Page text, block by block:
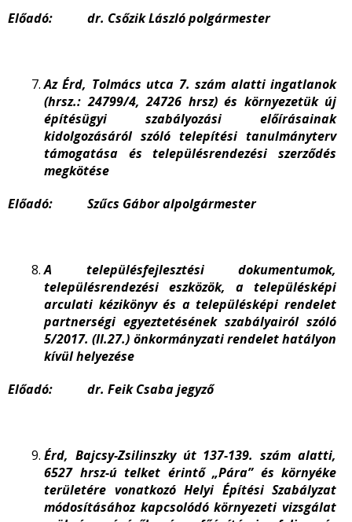
Előadó: dr. Csőzik László polgármester
Az Érd, Tolmács utca 7. szám alatti ingatlanok
(hrsz.: 24799/4, 24726 hrsz) és környezetük új
építésügyi szabályozási előírásainak
kidolgozásáról szóló telepítési tanulmányterv
támogatása és településrendezési szerződés
megkötése
Előadó: Szűcs Gábor alpolgármester
A településfejlesztési dokumentumok,
településrendezési eszközök, a településképi
arculati kézikönyv és a településképi rendelet
partnerségi egyeztetésének szabályairól szóló
5/2017. (II.27.) önkormányzati rendelet hatályon
kívül helyezése
Előadó: dr. Feik Csaba jegyző
Érd, Bajcsy-Zsilinszky út 137-139. szám alatti,
6527 hrsz-ú telket érintő „Pára” és környéke
területére vonatkozó Helyi Építési Szabályzat
módosításához kapcsolódó környezeti vizsgálat